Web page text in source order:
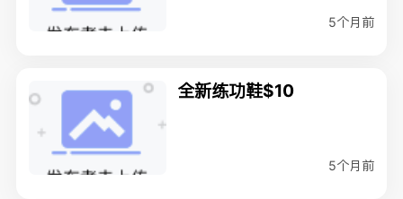
5个月前
全新练功鞋$10
5个月前